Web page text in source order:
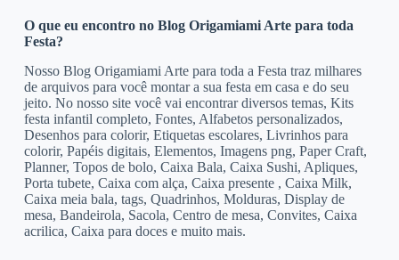
O que eu encontro no Blog Origamiami Arte para toda
Festa?
Nosso Blog Origamiami Arte para toda a Festa traz milhares
de arquivos para você montar a sua festa em casa e do seu
jeito. No nosso site você vai encontrar diversos temas, Kits
festa infantil completo, Fontes, Alfabetos personalizados,
Desenhos para colorir, Etiquetas escolares, Livrinhos para
colorir, Papéis digitais, Elementos, Imagens png, Paper Craft,
Planner, Topos de bolo, Caixa Bala, Caixa Sushi, Apliques,
Porta tubete, Caixa com alça, Caixa presente , Caixa Milk,
Caixa meia bala, tags, Quadrinhos, Molduras, Display de
mesa, Bandeirola, Sacola, Centro de mesa, Convites, Caixa
acrilica, Caixa para doces e muito mais.